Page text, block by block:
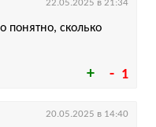
1
понятно, сколько
22.05.2025 в 21:34
20.05.2025 в 14:40